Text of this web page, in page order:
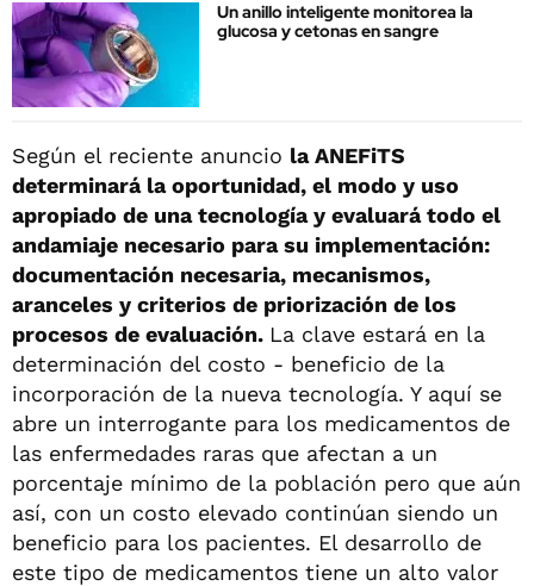
Un anillo inteligente monitorea la
glucosa y cetonas en sangre
Según el reciente anuncio la ANEFiTS
determinará la oportunidad, el modo y uso
apropiado de una tecnología y evaluará todo el
andamiaje necesario para su implementación:
documentación necesaria, mecanismos,
aranceles y criterios de priorización de los
procesos de evaluación. La clave estará en la
determinación del costo - beneficio de la
incorporación de la nueva tecnología. Y aquí se
abre un interrogante para los medicamentos de
las enfermedades raras que afectan a un
porcentaje mínimo de la población pero que aún
así, con un costo elevado continúan siendo un
beneficio para los pacientes. El desarrollo de
este tipo de medicamentos tiene un alto valor